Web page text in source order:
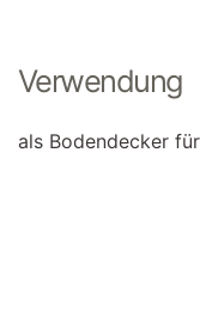
Verwendung
als Bodendecker